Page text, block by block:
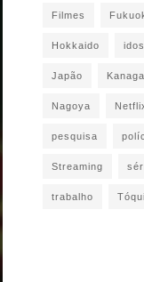
Filmes
Hokkaido
Japão
Nagoya
pesquisa
Streaming
trabalho